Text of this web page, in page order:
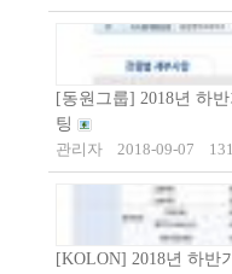
[동원그룹] 2018년 하
팅
관리자
2018-09-07
[KOLON] 2018년 하반